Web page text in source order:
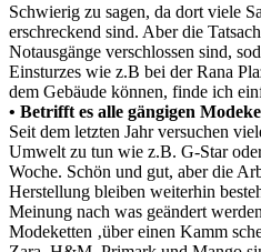
Schwierig zu sagen, da dort viele
erschreckend sind. Aber die
Notausgänge verschlossen sind,
Einsturzes wie z.B bei der Rana
dem Gebäude können, finde ich
• Betrifft es alle gängigen
Seit dem letzten Jahr versuchen
Umwelt zu tun wie z.B. G-Star
Woche. Schön und gut, aber die
Herstellung bleiben weiterhin
Meinung nach was geändert
Modeketten ‚über einen Kamm